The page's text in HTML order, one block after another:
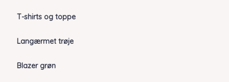
T-shirts og toppe
Langærmet trøje
Blazer grøn